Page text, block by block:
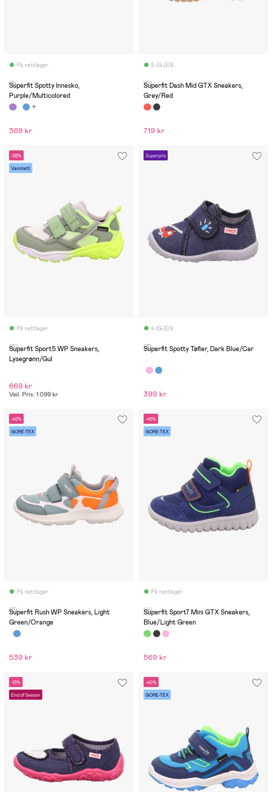
På nettlager
(1)
Superfit Spotty Innesko,
Purple/Multicolored
369 kr
5 IGJEN
(0)
Superfit Dash Mid GTX Sneakers,
Grey/Red
719 kr
-38%
Vanntett
På nettlager
(0)
Superfit Sport5 WP Sneakers,
Lysegrønn/Gul
669 kr
Veil. Pris: 1 099 kr
Superpris
4 IGJEN
(3)
Superfit Spotty Tøfler, Dark Blue/Car
399 kr
-42%
GORE-TEX
På nettlager
(0)
Superfit Rush WP Sneakers, Light
Green/Orange
539 kr
-45%
GORE-TEX
På nettlager
(4)
Superfit Sport7 Mini GTX Sneakers,
Blue/Light Green
569 kr
-13%
End of Season
-40%
GORE-TEX